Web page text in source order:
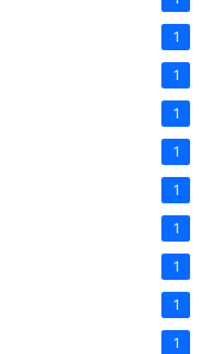
1
1
1
1
1
1
1
1
1